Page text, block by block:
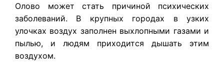
Олово может стать причиной психических
заболеваний. В крупных городах в узких
улочках воздух заполнен выхлопными газами и
пылью, и людям приходится дышать этим
воздухом.